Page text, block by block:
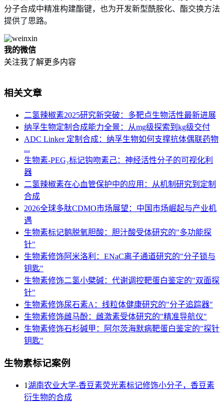
分子合成中精准构建酯键，也为开发新型酰胺化、酯交换方法
提供了思路。
我的微信
关注我了解更多内容
相关文章
二氢辣椒素2025研究新突破：多靶点生物活性最新进展
纳孚生物定制合成能力全景：从mg级探索到kg级交付
ADC Linker 定制合成：纳孚生物如何支撑抗体偶联药物
...
生物素-PEG₃标记钩吻素己：神经活性分子的可视化利
器
二氢辣椒素在心血管保护中的应用：从机制研究到定制
合成
2026全球多肽CDMO市场展望：中国市场崛起与产业机
遇
生物素标记鹅脱氧胆酸：胆汁酸受体研究的"多功能探
针"
生物素修饰阿米洛利：ENaC离子通道研究的"分子锁与
钥匙"
生物素修饰二氢小檗碱：代谢调控靶蛋白鉴定的"双面探
针"
生物素修饰尿石素A：线粒体健康研究的"分子追踪器"
生物素修饰雌马酚：雌激素受体研究的"精准导航仪"
生物素修饰石杉碱甲：阿尔茨海默病靶蛋白鉴定的"探针
钥匙"
生物素标记案例
1湖南农业大学-香豆素荧光素标记修饰小分子，香豆素
衍生物的合成